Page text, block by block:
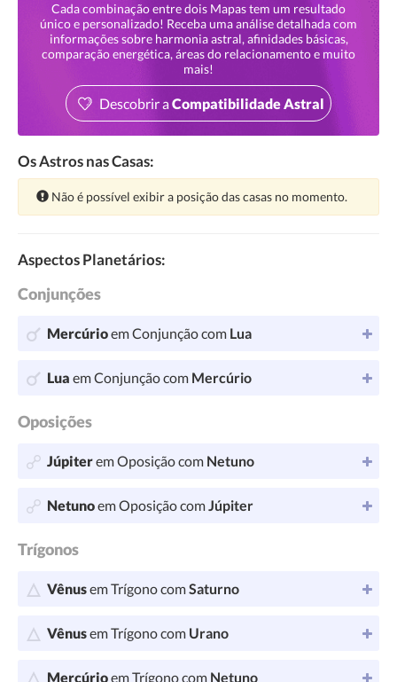
Cada combinação entre dois Mapas tem um resultado
único e personalizado! Receba uma análise detalhada com
informações sobre harmonia astral, afinidades básicas,
comparação energética, áreas do relacionamento e muito
mais!
Descobrir aCompatibilidade Astral
Os Astros nas Casas:
Atenção:
Não é possível exibir a posição das casas no momento.
Aspectos Planetários:
Conjunções
Mercúrioem Conjunção com Lua
Lua em Conjunção com Mercúrio
Oposições
Júpiterem Oposição com Netuno
Netunoem Oposição comJúpiter
Trígonos
Vênusem Trígono comSaturno
Vênusem Trígono com Urano
Mercúrioem Trígono com Netuno